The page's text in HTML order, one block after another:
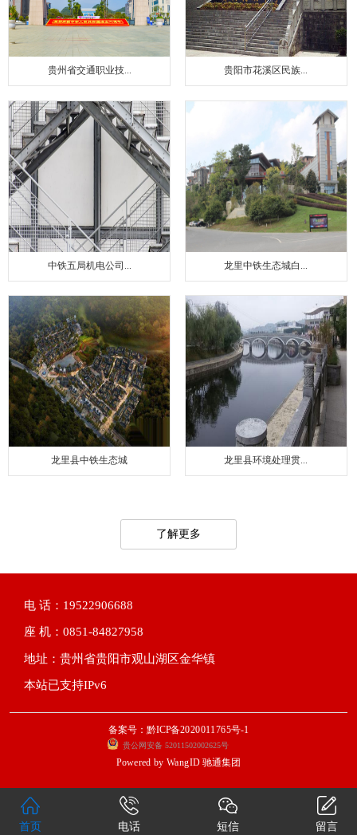
贵州省交通职业技... 贵阳市花溪区民族...
中铁五局机电公司... 龙里中铁生态城白...
龙里县中铁生态城 龙里县环境处理贯...
了解更多
电 话：19522906688
座 机：0851-84827958
地址：贵州省贵阳市观山湖区金华镇
本站已支持IPv6
备案号：黔ICP备2020011765号-1
贵公网安备 52011502002625号
Powered by WangID 驰通集团
首页 电话 短信 留言